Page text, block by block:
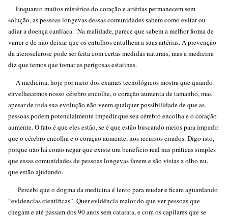
Enquanto muitos mistérios do coração e artérias permanecem sem
solução, as pessoas longevas dessas comunidades sabem como evitar ou
adiar a doença cardíaca. Na realidade, parece que sabem a melhor forma de
varrer e de não deixar que os entulhos entulhem a suas artérias. A prevenção
da aterosclerose pode ser feita com certas medidas naturais, mas a medicina
diz que temos que tomar as perigosas estatinas.
A medicina, hoje por meio dos exames tecnológicos mostra que quando
envelhecemos nosso cérebro encolhe, o coração aumenta de tamanho, mas
apesar de toda sua evolução não veem qualquer possibilidade de que as
pessoas podem potencialmente impedir que seu cérebro encolha e o coração
aumente. O fato é que eles estão, se é que estão buscando meios para impedir
que o cérebro encolha e o coração aumente, nos recursos errados. Digo isto,
porque não há como negar que existe um benefício real nas práticas simples
que essas comunidades de pessoas longevas fazem e são vistas a olho nu,
que estão ajudando.
Percebi que o dogma da medicina é lento para mudar e ficam aguardando
“evidencias cientificas”. Quer evidência maior do que ver pessoas que
chegam e até passam dos 90 anos sem catarata, e com os capilares que se